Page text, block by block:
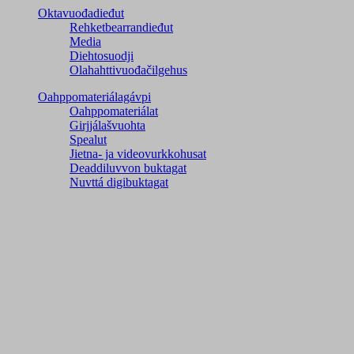
Oktavuođadieđut
Rehketbearrandieđut
Media
Diehtosuodji
Olahahttivuođačilgehus
Oahppomateriálagávpi
Oahppomateriálat
Girjjálašvuohta
Spealut
Jietna- ja videovurkkohusat
Deaddiluvvon buktagat
Nuvttá digibuktagat